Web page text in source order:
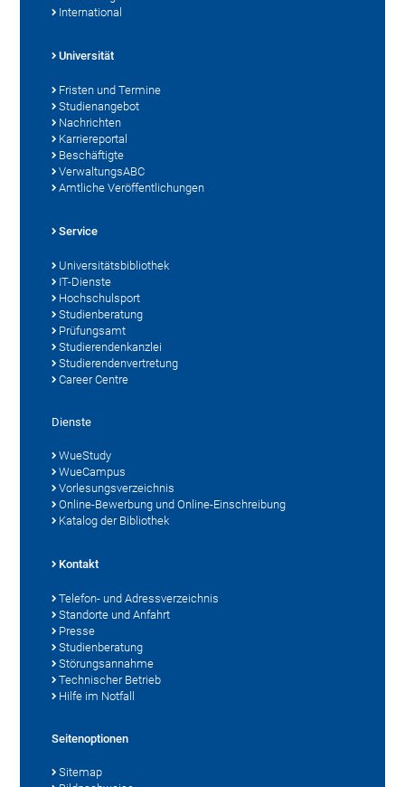
International
Universität
Fristen und Termine
Studienangebot
Nachrichten
Karriereportal
Beschäftigte
VerwaltungsABC
Amtliche Veröffentlichungen
Service
Universitätsbibliothek
IT-Dienste
Hochschulsport
Studienberatung
Prüfungsamt
Studierendenkanzlei
Studierendenvertretung
Career Centre
Dienste
WueStudy
WueCampus
Vorlesungsverzeichnis
Online-Bewerbung und Online-Einschreibung
Katalog der Bibliothek
Kontakt
Telefon- und Adressverzeichnis
Standorte und Anfahrt
Presse
Studienberatung
Störungsannahme
Technischer Betrieb
Hilfe im Notfall
Seitenoptionen
Sitemap